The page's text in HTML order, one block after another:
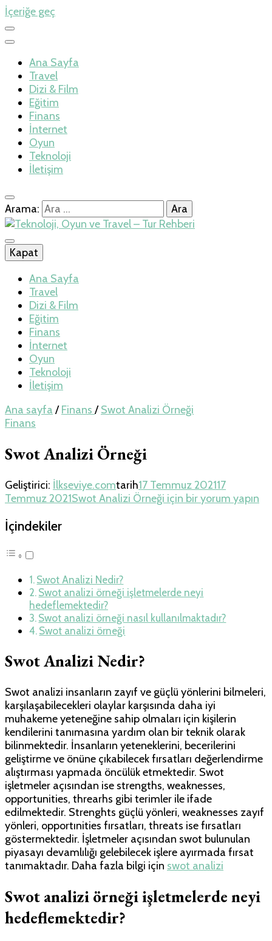
İçeriğe geç
Ana Sayfa
Travel
Dizi & Film
Eğitim
Finans
İnternet
Oyun
Teknoloji
İletişim
Arama:
Teknoloji, Oyun
ve Travel – Tur
Rehberi
İlkseviye
Kapat
Ana Sayfa
Travel
Dizi & Film
Eğitim
Finans
İnternet
Oyun
Teknoloji
İletişim
Ana sayfa / Finans / Swot Analizi Örneği
Finans
Swot Analizi Örneği
Geliştirici: İlkseviye.comtarih17 Temmuz 202117
Temmuz 2021Swot Analizi Örneği için bir yorum yapın
İçindekiler
Swot Analizi Nedir?
Swot analizi örneği işletmelerde neyi
hedeflemektedir?
Swot analizi örneği nasıl kullanılmaktadır?
Swot analizi örneği
Swot Analizi Nedir?
Swot analizi insanların zayıf ve güçlü yönlerini bilmeleri,
karşılaşabilecekleri olaylar karşısında daha iyi
muhakeme yeteneğine sahip olmaları için kişilerin
kendilerini tanımasına yardım olan bir teknik olarak
bilinmektedir. İnsanların yeteneklerini, becerilerini
geliştirme ve önüne çıkabilecek fırsatları değerlendirme
alıştırması yapmada öncülük etmektedir. Swot
işletmeler açısından ise strengths, weaknesses,
opportunities, threarhs gibi terimler ile ifade
edilmektedir. Strenghts güçlü yönleri, weaknesses zayıf
yönleri, opportınities fırsatları, threats ise fırsatları
göstermektedir. İşletmeler açısından swot bulunulan
piyasayı devamlılığı gelebilecek işlere ayırmada fırsat
tanımaktadır. Daha fazla bilgi için swot analizi
Swot analizi örneğiişletmelerde neyi
hedeflemektedir?